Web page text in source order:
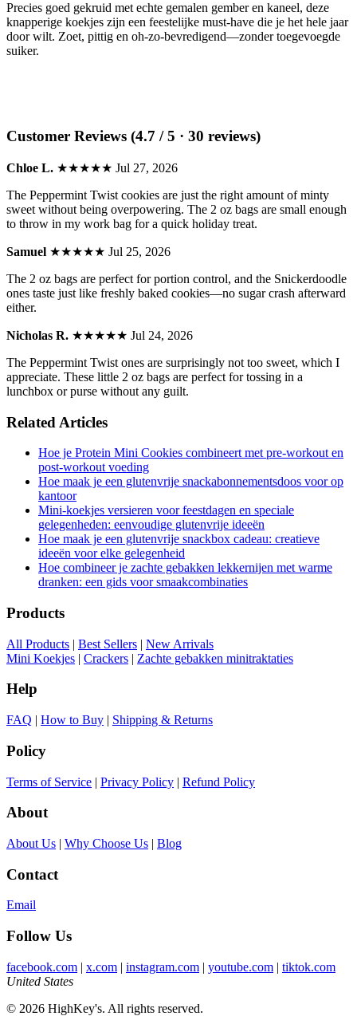
Precies goed gekruid met echte gemalen gember en kaneel, deze
knapperige koekjes zijn een feestelijke must-have die je het hele jaar
door wilt. Zoet, pittig en oh-zo-bevredigend—zonder toegevoegde
suiker.
Customer Reviews (4.7 / 5 · 30 reviews)
Chloe L. ★★★★★ Jul 27, 2026
The Peppermint Twist cookies are just the right amount of minty
sweet without being overpowering. The 2 oz bags are small enough
to throw in my work bag for a quick holiday treat.
Samuel ★★★★★ Jul 25, 2026
The 2 oz bags are perfect for portion control, and the Snickerdoodle
ones taste just like freshly baked cookies—no sugar crash afterward
either.
Nicholas R. ★★★★★ Jul 24, 2026
The Peppermint Twist ones are surprisingly not too sweet, which I
appreciate. These little 2 oz bags are perfect for tossing in a
lunchbox or purse without any guilt.
Related Articles
Hoe je Protein Mini Cookies combineert met pre-workout en
post-workout voeding
Hoe maak je een glutenvrije snackabonnementsdoos voor op
kantoor
Mini-koekjes versieren voor feestdagen en speciale
gelegenheden: eenvoudige glutenvrije ideeën
Hoe maak je een glutenvrije snackbox cadeau: creatieve
ideeën voor elke gelegenheid
Hoe combineer je zachte gebakken lekkernijen met warme
dranken: een gids voor smaakcombinaties
Products
All Products | Best Sellers | New Arrivals
Mini Koekjes | Crackers | Zachte gebakken minitraktaties
Help
FAQ | How to Buy | Shipping & Returns
Policy
Terms of Service | Privacy Policy | Refund Policy
About
About Us | Why Choose Us | Blog
Contact
Email
Follow Us
facebook.com | x.com | instagram.com | youtube.com | tiktok.com
United States
© 2026 HighKey's. All rights reserved.